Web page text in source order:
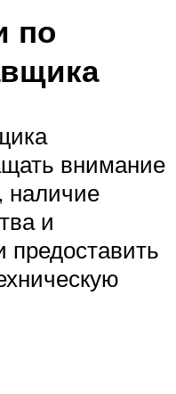
по
внимание
наличие
и
предоставить